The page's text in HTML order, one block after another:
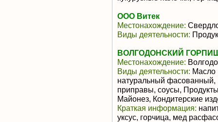
ООО Витек
Местонахождение:
Виды деятельности:
ВОЛГОДОНСКИЙ
Местонахождение:
Виды деятельности: Масло
натуральный
приправы, соусы,
Майонез, Кондитерские
Краткая информация:
уксус, горчица, мед